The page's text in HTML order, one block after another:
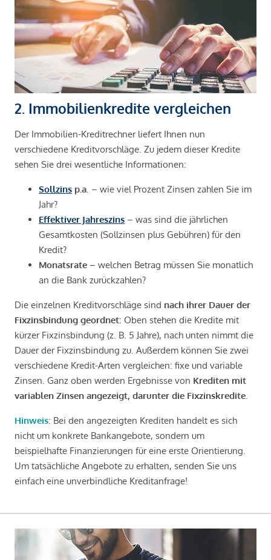
2. Immobilienkredite vergleichen
Der Immobilien-Kreditrechner liefert Ihnen nun
verschiedene Kreditvorschläge. Zu jedem dieser Kredite
sehen Sie drei wesentliche Informationen:
Sollzins p.a . – wie viel Prozent Zinsen zahlen Sie im
Jahr?
Effektiver Jahreszins – was sind die jährlichen
Gesamtkosten (Sollzinsen plus Gebühren) für den
Kredit?
Monatsrate – welchen Betrag müssen Sie monatlich
an die Bank zurückzahlen?
Die einzelnen Kreditvorschläge sind nach ihrer Dauer der
Fixzinsbindung geordnet: Oben stehen die Kredite mit
kürzer Fixzinsbindung (z. B. 5 Jahre), nach unten nimmt die
Dauer der Fixzinsbindung zu. Außerdem können Sie zwei
verschiedene Kredit-Arten vergleichen: fixe und variable
Zinsen. Ganz oben werden Ergebnisse von Krediten mit
variablen Zinsen angezeigt, darunter die Fixzinskredite
Hinweis: Bei den angezeigten Krediten handelt es sich
nicht um konkrete Bankangebote, sondern um
beispielhafte Finanzierungen für eine erste Orientierung.
Um tatsächliche Angebote zu erhalten, senden Sie uns
einfach eine unverbindliche Kreditanfrage!